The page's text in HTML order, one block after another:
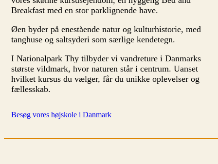
Breakfast med en stor parklignende have.
Øen byder på enestående natur og kulturhistorie, med
tanghuse og saltsyderi som særlige kendetegn.
I Nationalpark Thy tilbyder vi vandreture i Danmarks
største vildmark, hvor naturen står i centrum. Uanset
hvilket kursus du vælger, får du unikke oplevelser og
fællesskab.
Besøg vores højskole i Danmark